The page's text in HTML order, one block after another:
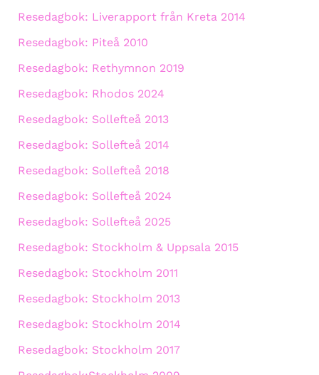
Resedagbok: Liverapport från Kreta 2014
Resedagbok: Piteå 2010
Resedagbok: Rethymnon 2019
Resedagbok: Rhodos 2024
Resedagbok: Sollefteå 2013
Resedagbok: Sollefteå 2014
Resedagbok: Sollefteå 2018
Resedagbok: Sollefteå 2024
Resedagbok: Sollefteå 2025
Resedagbok: Stockholm & Uppsala 2015
Resedagbok: Stockholm 2011
Resedagbok: Stockholm 2013
Resedagbok: Stockholm 2014
Resedagbok: Stockholm 2017